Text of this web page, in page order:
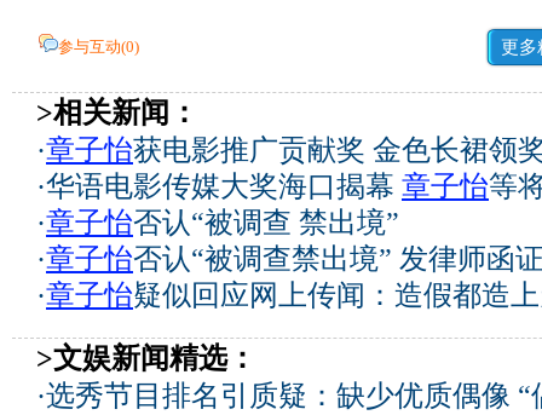
参与互动(0) 更多
>相关新闻：
·章子怡获电影推广贡献奖 金色长裙领
·华语电影传媒大奖海口揭幕 章子怡等
·章子怡否认“被调查 禁出境”
·章子怡否认“被调查禁出境” 发律师函
·章子怡疑似回应网上传闻：造假都造
>文娱新闻精选：
·选秀节目排名引质疑：缺少优质偶像 “